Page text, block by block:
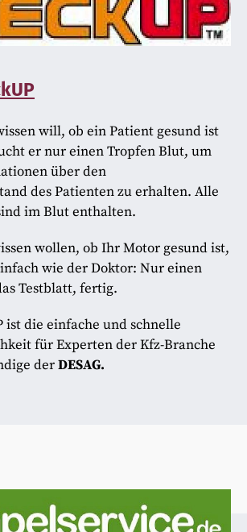
will, ob ein Patient gesund ist
er nur einen Tropfen Blut, um
über den
des Patienten zu erhalten. Alle
im Blut enthalten.
wollen, ob Ihr Motor gesund ist,
wie der Doktor: Nur einen
Testblatt, fertig.
ist die einfache und schnelle
für Experten der Kfz-Branche
derDESAG.